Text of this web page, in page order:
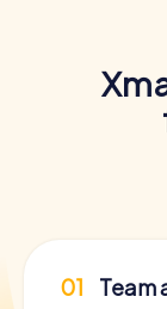
01 Team